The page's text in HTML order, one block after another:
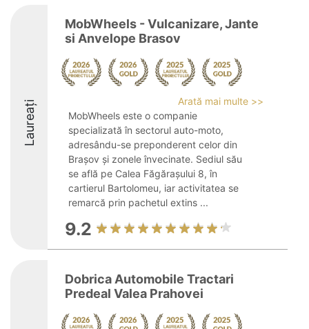
Laureați
MobWheels - Vulcanizare, Jante
si Anvelope Brasov
Arată mai multe >>
MobWheels este o companie
specializată în sectorul auto-moto,
adresându-se preponderent celor din
Brașov și zonele învecinate. Sediul său
se află pe Calea Făgărașului 8, în
cartierul Bartolomeu, iar activitatea se
remarcă prin pachetul extins ...
9.2
Dobrica Automobile Tractari
Predeal Valea Prahovei